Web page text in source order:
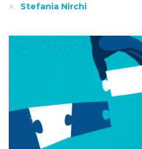
Stefania Nirchi